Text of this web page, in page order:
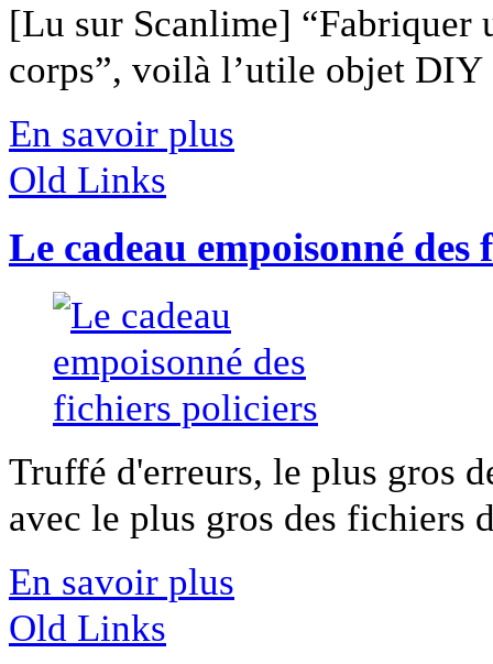
[Lu sur Scanlime] “Fabriquer
corps”, voilà l’utile objet
En savoir plus
Old Links
Le cadeau empoisonné
Truffé d'erreurs, le plus gros
avec le plus gros des fichiers
En savoir plus
Old Links